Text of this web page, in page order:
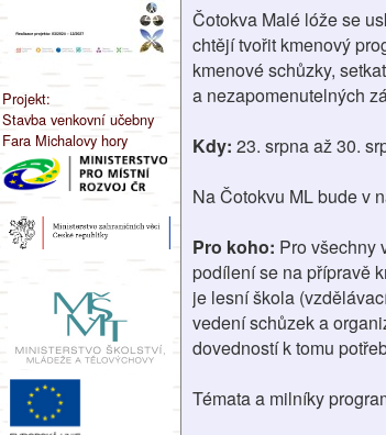
Projekt:
Stavba venkovní učebny
Fara Michalovy hory
Čotokva Malé lóže se
chtějí tvořit kmenový
kmenové schůzky,
a nezapomenutelných
Kdy: 23. srpna až 30.
Na Čotokvu ML bude v
Pro koho: Pro všechny
podílení se na přípravě
je lesní škola
vedení schůzek a
dovedností k tomu
Témata a milníky